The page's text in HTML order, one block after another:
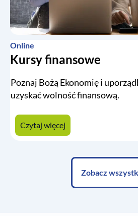
Online
Kursy finansowe
Poznaj Bożą Ekonomię i
uzyskać wolność finansową.
Czytaj więcej
Zobacz